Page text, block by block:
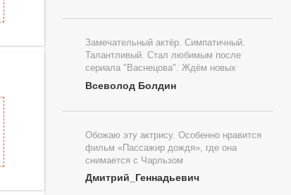
Замечательный актёр. Симпатичный.
Талантливый. Стал любимым после
сериала "Васнецова". Ждём новых
Всеволод Болдин
Обожаю эту актрису. Особенно нравится
фильм «Пассажир дождя», где она
снимается с Чарльзом
Дмитрий_Геннадьевич